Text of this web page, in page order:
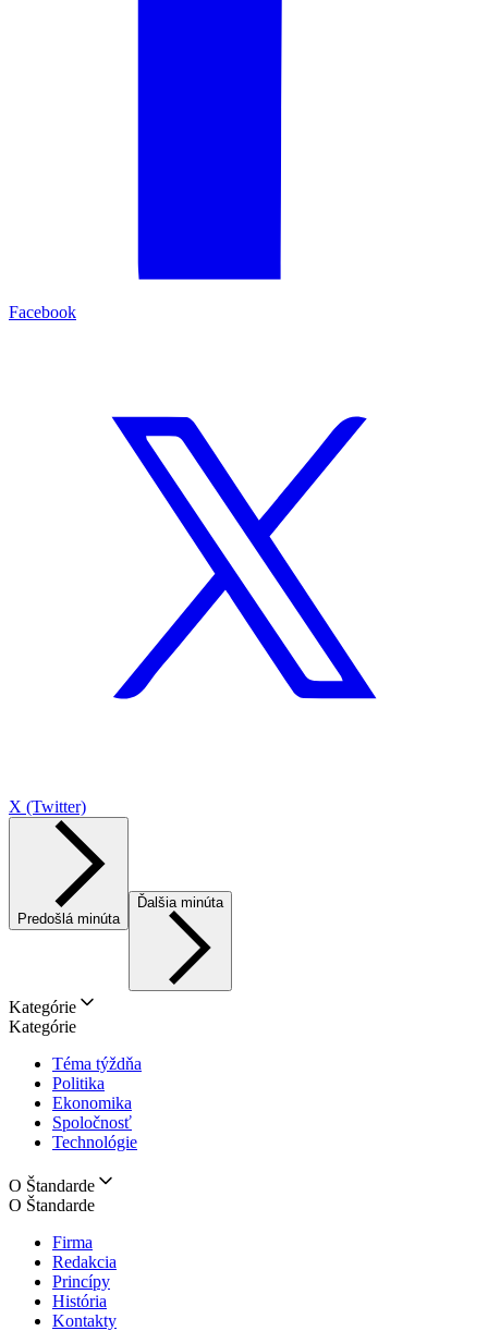
Facebook
X (Twitter)
Predošlá minúta
Ďalšia minúta
Kategórie
Kategórie
Téma týždňa
Politika
Ekonomika
Spoločnosť
Technológie
O Štandarde
O Štandarde
Firma
Redakcia
Princípy
História
Kontakty